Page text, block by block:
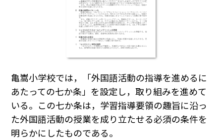
亀嵩小学校では，「外国語活動の指導を進めるに
あたっての七か条」を設定し，取り組みを進めて
いる。この七か条は，学習指導要領の趣旨に沿っ
た外国語活動の授業を成り立たせる必須の条件を
明らかにしたものである。